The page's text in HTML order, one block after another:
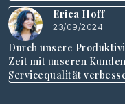
Erica Hoff
23/09/2024
Durch unsere
Zeit mit unseren
Servicequalität